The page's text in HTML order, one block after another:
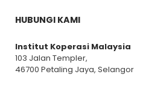
HUBUNGI KAMI
Institut Koperasi Malaysia
103 Jalan Templer,
46700 Petaling Jaya, Selangor